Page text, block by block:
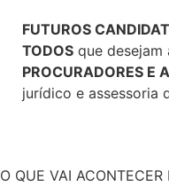
FUTUROS
TODOS que desejam
PROCURADORES E
jurídico e assessoria
O QUE VAI